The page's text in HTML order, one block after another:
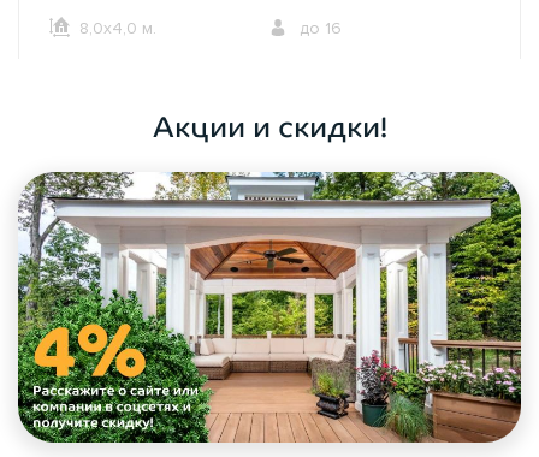
8,0х4,0 м. до 16
Акции и скидки!